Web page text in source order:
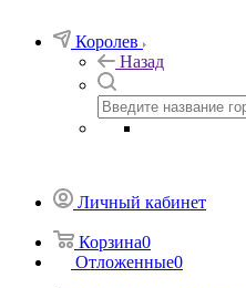
Королев
Назад
Личный кабинет
Корзина0
Отложенные0